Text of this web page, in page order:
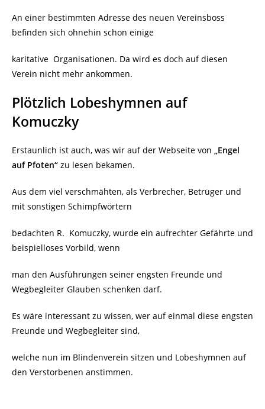
An einer bestimmten Adresse des neuen Vereinsboss
befinden sich ohnehin schon einige
karitative Organisationen. Da wird es doch auf diesen
Verein nicht mehr ankommen.
Plötzlich Lobeshymnen auf
Komuczky
Erstaunlich ist auch, was wir auf der Webseite von „Engel
auf Pfoten“ zu lesen bekamen.
Aus dem viel verschmähten, als Verbrecher, Betrüger und
mit sonstigen Schimpfwörtern
bedachten R. Komuczky, wurde ein aufrechter Gefährte und
beispielloses Vorbild, wenn
man den Ausführungen seiner engsten Freunde und
Wegbegleiter Glauben schenken darf.
Es wäre interessant zu wissen, wer auf einmal diese engsten
Freunde und Wegbegleiter sind,
welche nun im Blindenverein sitzen und Lobeshymnen auf
den Verstorbenen anstimmen.